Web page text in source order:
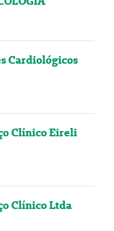
Cardiológicos
Clínico Eireli
Clínico Ltda